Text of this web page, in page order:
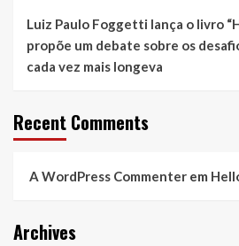
Luiz Paulo Foggetti lança o livro
propõe um debate sobre os
cada vez mais longeva
Recent Comments
A WordPress Commenter em
Archives